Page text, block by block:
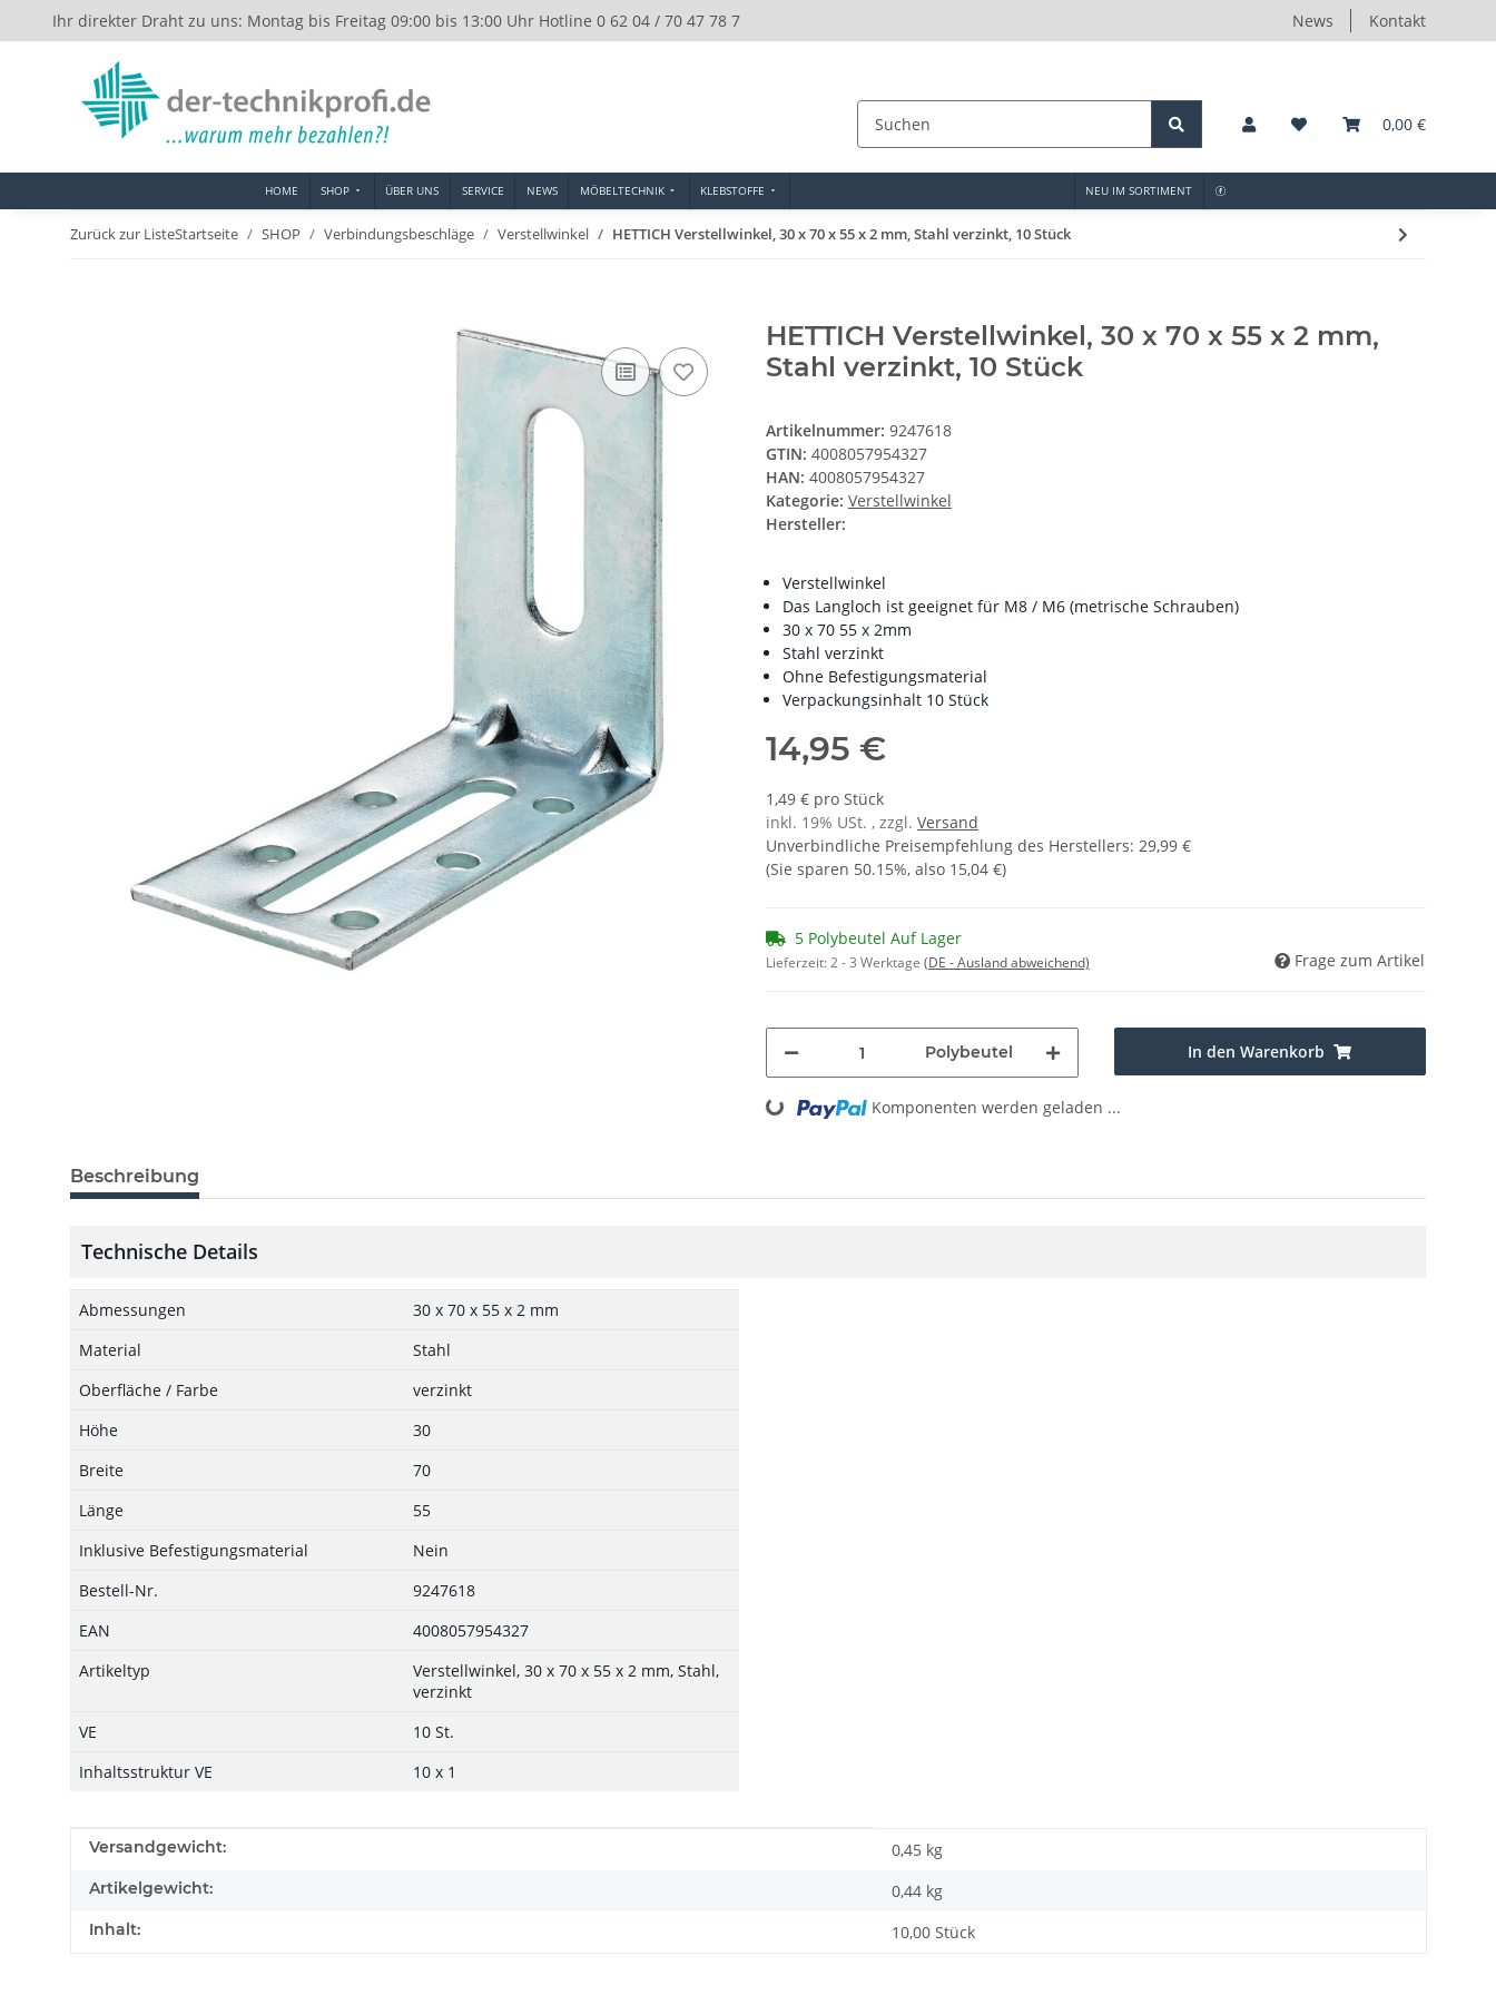
Ihr direkter Draht zu uns: Montag bis Freitag 09:00 bis 13:00 Uhr Hotline 0 62 04 / 70 47 78 7 News Kontakt
0,00 €
HOME SHOP ÜBER UNS SERVICE NEWS MÖBELTECHNIK KLEBSTOFFE NEU IM SORTIMENT
Zurück zur ListeStartseite SHOP Verbindungsbeschläge Verstellwinkel HETTICH Verstellwinkel, 30 x 70 x 55 x 2 mm, Stahl verzinkt, 10 Stück
HETTICH Verstellwinkel, 30 x 70 x 55 x 2 mm,
Stahl verzinkt, 10 Stück
Artikelnummer: 9247618
GTIN: 4008057954327
HAN: 4008057954327
Kategorie: Verstellwinkel
Hersteller:
Verstellwinkel
Das Langloch ist geeignet für M8 / M6 (metrische Schrauben)
30 x 70 55 x 2mm
Stahl verzinkt
Ohne Befestigungsmaterial
Verpackungsinhalt 10 Stück
14,95 €
1,49 € pro Stück
inkl. 19% USt. , zzgl. Versand
Unverbindliche Preisempfehlung des Herstellers: 29,99 €
(Sie sparen 50.15%, also 15,04 €)
5 Polybeutel Auf Lager
Lieferzeit:2 - 3 Werktage (DE - Ausland abweichend) Frage zum Artikel
Polybeutel In den Warenkorb
Loading... Komponenten werden geladen ...
Beschreibung
Technische Details
Abmessungen
30 x 70 x 55 x 2 mm
Material
Stahl
Oberfläche / Farbe
verzinkt
Höhe
30
Breite
70
Länge
55
Inklusive Befestigungsmaterial
Nein
Bestell-Nr.
9247618
EAN
4008057954327
Artikeltyp
Verstellwinkel, 30 x 70 x 55 x 2 mm, Stahl,
verzinkt
VE
10 St.
Inhaltsstruktur VE
10 x 1
Produkteigenschaft
Wert
Versandgewicht: 0,45 kg
Artikelgewicht: 0,44 kg
Inhalt: 10,00 Stück